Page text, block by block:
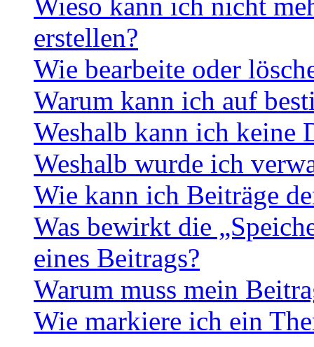
erstellen?
Wie bearbeite oder
Warum kann ich auf
Weshalb kann ich keine
Weshalb wurde ich
Wie kann ich Beiträge
Was bewirkt die
eines Beitrags?
Warum muss mein
Wie markiere ich ein